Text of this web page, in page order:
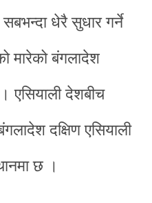
सबभन्दा धेरै सुधार गर्ने
मारेको बंगलादेश
एसियाली देशबीच
दक्षिण एसियाली
छ ।